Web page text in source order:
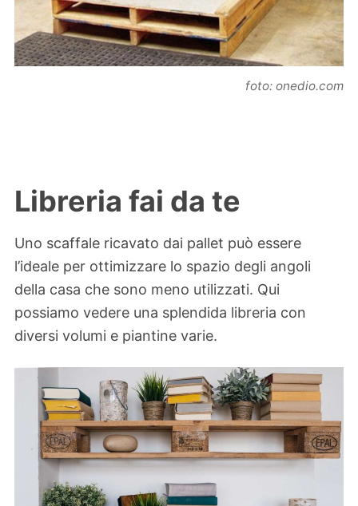
foto: onedio.com
Libreria fai da te
Uno scaffale ricavato dai pallet può essere
l’ideale per ottimizzare lo spazio degli angoli
della casa che sono meno utilizzati. Qui
possiamo vedere una splendida libreria con
diversi volumi e piantine varie.